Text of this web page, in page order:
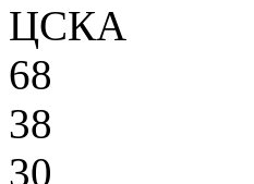
ЦСКА
68
38
30